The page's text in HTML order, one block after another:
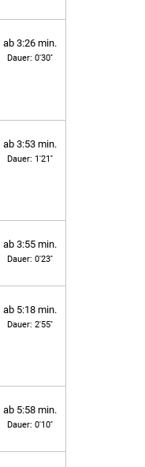
ab 3:26 min.
Dauer: 0'30''
ab 3:53 min.
Dauer: 1'21''
ab 3:55 min.
Dauer: 0'23''
ab 5:18 min.
Dauer: 2'55''
ab 5:58 min.
Dauer: 0'10''